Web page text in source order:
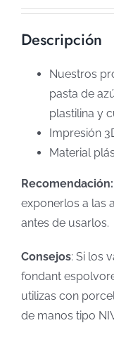
Descripción
Nuestros
pasta de
plastilina y
Impresión
Material
Recomendación:
exponerlos a las
antes de usarlos.
Consejos: Si los
fondant
utilizas con
de manos tipo